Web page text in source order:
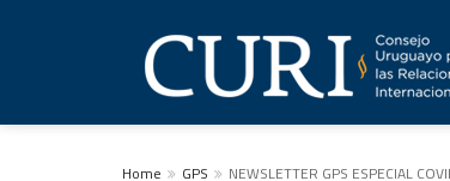
Home GPS NEWSLETTER GPS ESPECIAL